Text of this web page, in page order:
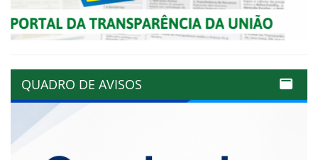
QUADRO DE AVISOS